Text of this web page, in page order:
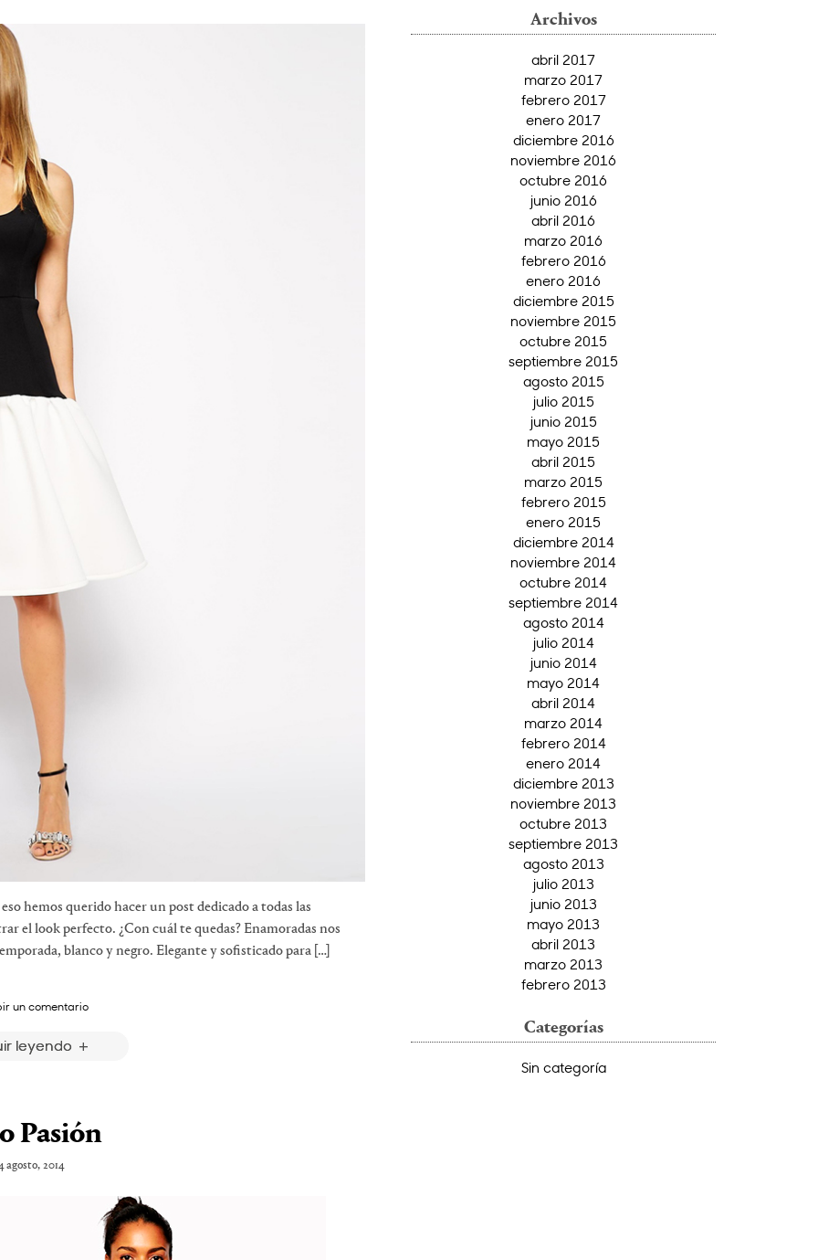
hemos querido hacer un post dedicado a todas las
el look perfecto. ¿Con cuál te quedas? Enamoradas nos
blanco y negro. Elegante y sofisticado para […]
un comentario
leyendo
Pasión
agosto, 2014
Archivos
abril 2017
marzo 2017
febrero 2017
enero 2017
diciembre 2016
noviembre 2016
octubre 2016
junio 2016
abril 2016
marzo 2016
febrero 2016
enero 2016
diciembre 2015
noviembre 2015
octubre 2015
septiembre 2015
agosto 2015
julio 2015
junio 2015
mayo 2015
abril 2015
marzo 2015
febrero 2015
enero 2015
diciembre 2014
noviembre 2014
octubre 2014
septiembre 2014
agosto 2014
julio 2014
junio 2014
mayo 2014
abril 2014
marzo 2014
febrero 2014
enero 2014
diciembre 2013
noviembre 2013
octubre 2013
septiembre 2013
agosto 2013
julio 2013
junio 2013
mayo 2013
abril 2013
marzo 2013
febrero 2013
Categorías
Sin categoría